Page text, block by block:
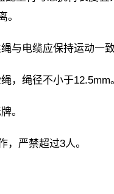
。
与电缆应保持运动一
，绳径不小于12.5mm
。
，严禁超过3人。